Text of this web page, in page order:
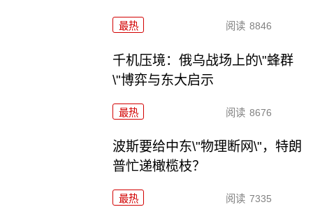
最热 阅读 8846
千机压境：俄乌战场上的\"蜂群
\"博弈与东大启示
最热 阅读 8676
波斯要给中东\"物理断网\"，特朗
普忙递橄榄枝？
最热 阅读 7335